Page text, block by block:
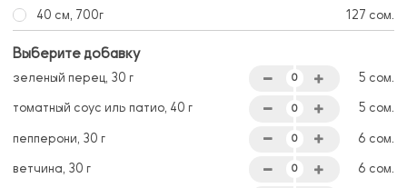
40 см, 700г
127 сом.
Выберите добавку
зеленый перец, 30 г 5 сом.
томатный соус иль патио, 40 г 5 сом.
пепперони, 30 г 6 сом.
ветчина, 30 г 6 сом.